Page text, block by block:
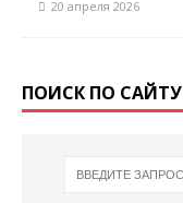
20 апреля 2026
ПОИСК ПО САЙТУ